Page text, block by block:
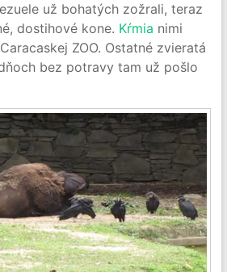
už bohatých zožrali, teraz
dostihové kone. Kŕmia nimi
ZOO. Ostatné zvieratá
bez potravy tam už pošlo